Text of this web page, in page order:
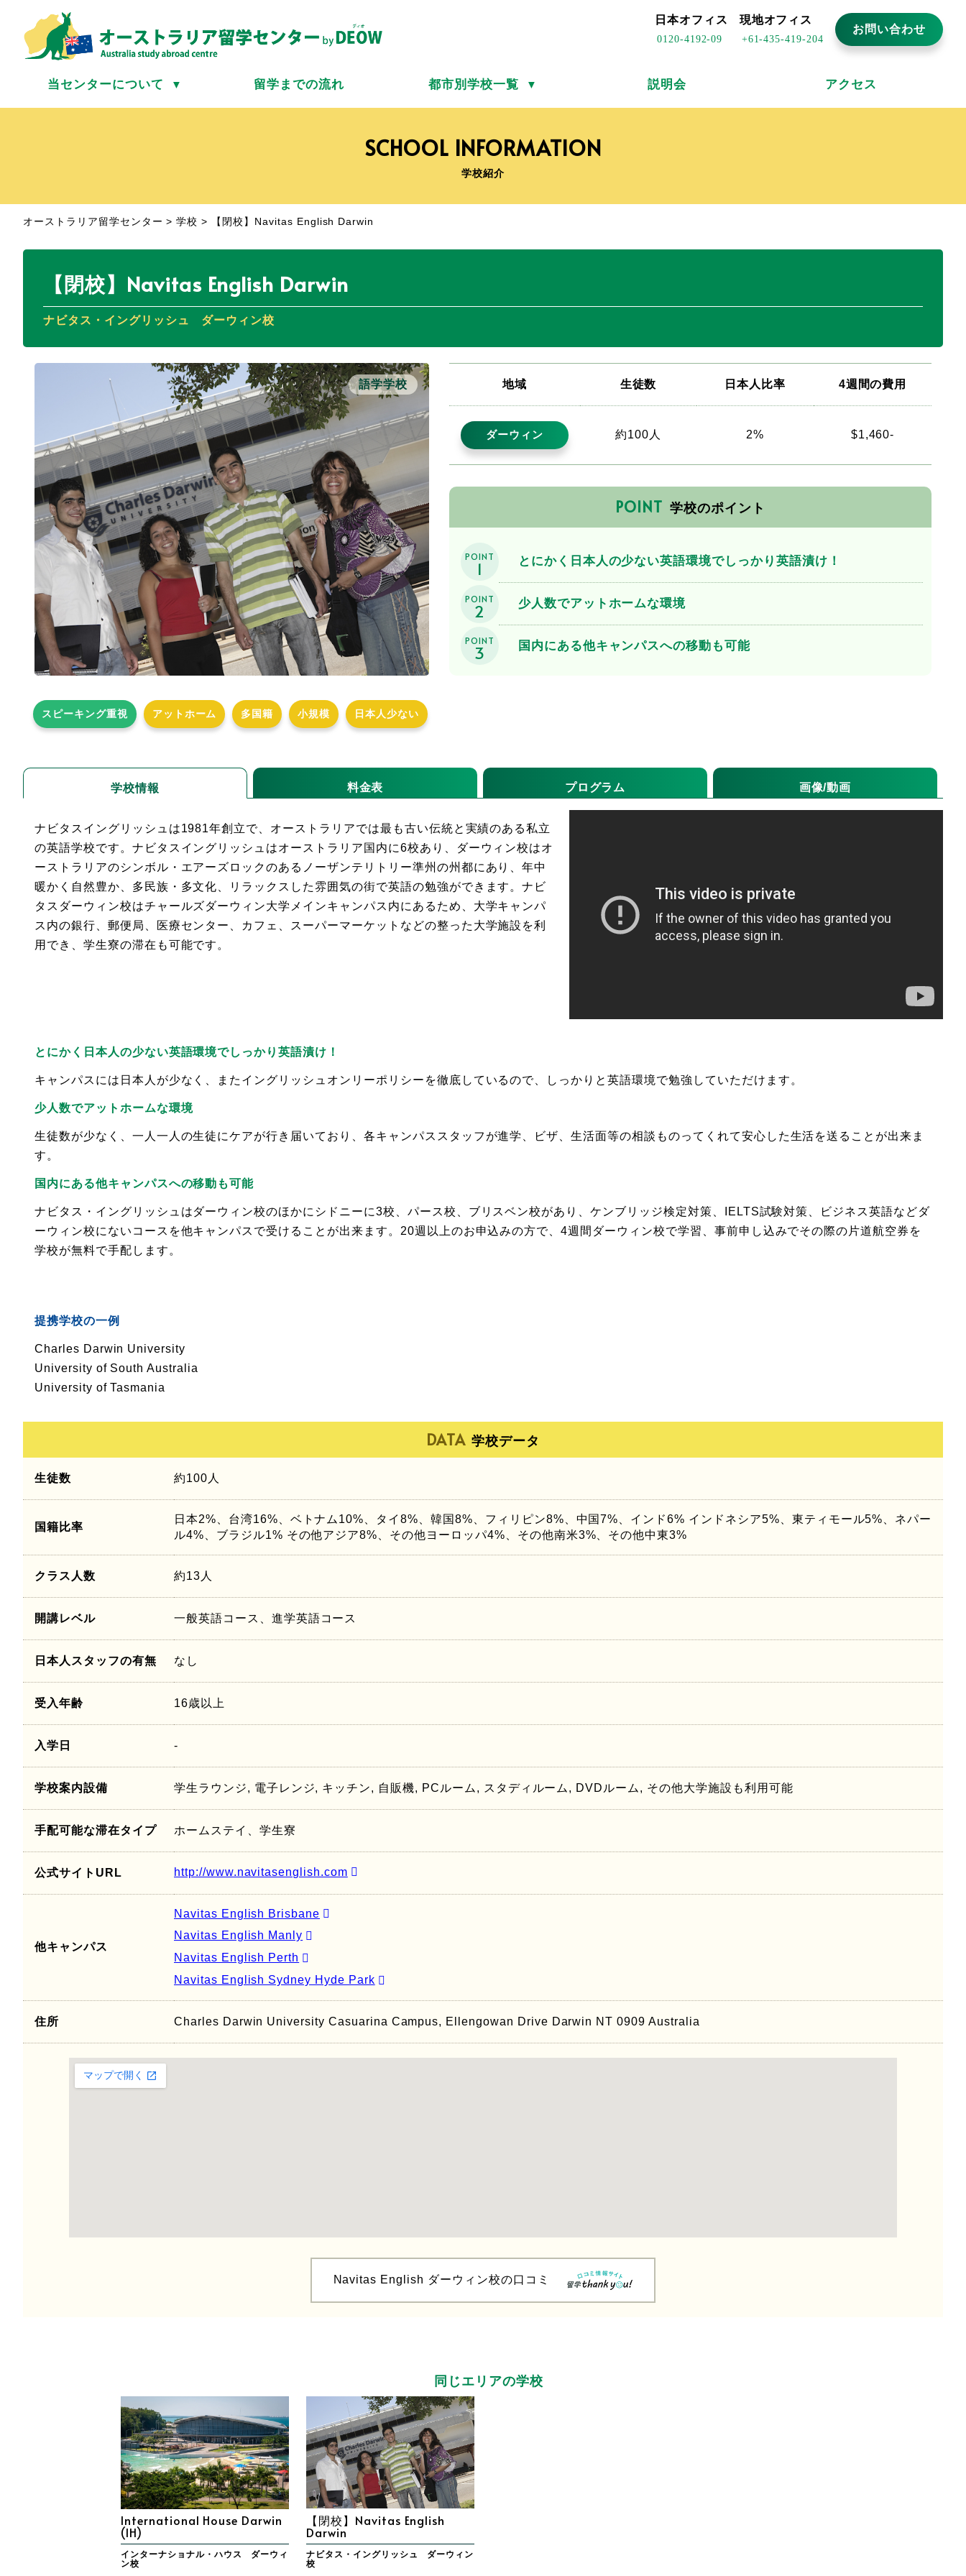
日本オフィス
0120-4192-09
現地オフィス
+61-435-419-204
お問い合わせ
当センターについて ▼ 留学までの流れ 都市別学校一覧 ▼ 説明会 アクセス
SCHOOL INFORMATION
学校紹介
オーストラリア留学センター >学校 > 【閉校】Navitas English Darwin
【閉校】Navitas English Darwin
ナビタス・イングリッシュ ダーウィン校
語学学校 地域 生徒数 日本人比率 4週間の費用
ダーウィン 約100人 2% $1,460-
POINT 学校のポイント
POINT
1 とにかく日本人の少ない英語環境でしっかり英語漬け！
POINT
2 少人数でアットホームな環境
POINT
3 国内にある他キャンパスへの移動も可能
スピーキング重視 アットホーム 多国籍 小規模 日本人少ない
学校情報 料金表 プログラム 画像/動画
ナビタスイングリッシュは1981年創立で、オーストラリアでは最も古い伝統と実績のある私立
の英語学校です。ナビタスイングリッシュはオーストラリア国内に6校あり、ダーウィン校はオ
ーストラリアのシンボル・エアーズロックのあるノーザンテリトリー準州の州都にあり、年中
暖かく自然豊か、多民族・多文化、リラックスした雰囲気の街で英語の勉強ができます。ナビ
タスダーウィン校はチャールズダーウィン大学メインキャンパス内にあるため、大学キャンパ
ス内の銀行、郵便局、医療センター、カフェ、スーパーマーケットなどの整った大学施設を利
用でき、学生寮の滞在も可能です。
とにかく日本人の少ない英語環境でしっかり英語漬け！
キャンパスには日本人が少なく、またイングリッシュオンリーポリシーを徹底しているので、しっかりと英語環境で勉強していただけます。
少人数でアットホームな環境
生徒数が少なく、一人一人の生徒にケアが行き届いており、各キャンパススタッフが進学、ビザ、生活面等の相談ものってくれて安心した生活を送ることが出来ま
す。
国内にある他キャンパスへの移動も可能
ナビタス・イングリッシュはダーウィン校のほかにシドニーに3校、パース校、ブリスベン校があり、ケンブリッジ検定対策、IELTS試験対策、ビジネス英語などダ
ーウィン校にないコースを他キャンパスで受けることが出来ます。20週以上のお申込みの方で、4週間ダーウィン校で学習、事前申し込みでその際の片道航空券を
学校が無料で手配します。
提携学校の一例
Charles Darwin University
University of South Australia
University of Tasmania
DATA 学校データ
生徒数 約100人
国籍比率
日本2%、台湾16%、ベトナム10%、タイ8%、韓国8%、フィリピン8%、中国7%、インド6% インドネシア5%、東ティモール5%、ネパー
ル4%、ブラジル1% その他アジア8%、その他ヨーロッパ4%、その他南米3%、その他中東3%
クラス人数 約13人
開講レベル 一般英語コース、進学英語コース
日本人スタッフの有無 なし
受入年齢 16歳以上
入学日 -
学校案内設備 学生ラウンジ, 電子レンジ, キッチン, 自販機, PCルーム, スタディルーム, DVDルーム, その他大学施設も利用可能
手配可能な滞在タイプ ホームステイ、学生寮
公式サイトURL http://www.navitasenglish.com
他キャンパス
Navitas English Brisbane
Navitas English Manly
Navitas English Perth
Navitas English Sydney Hyde Park
住所 Charles Darwin University Casuarina Campus, Ellengowan Drive Darwin NT 0909 Australia
Navitas English ダーウィン校の口コミ
同じエリアの学校
International House Darwin
(IH)
インターナショナル・ハウス ダーウィ
ン校
【閉校】Navitas English
Darwin
ナビタス・イングリッシュ ダーウィン
校